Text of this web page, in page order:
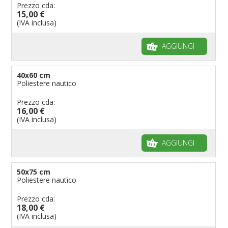
Prezzo cda:
15,00 €
(IVA inclusa)
AGGIUNGI
40x60 cm
Poliestere nautico
Prezzo cda:
16,00 €
(IVA inclusa)
AGGIUNGI
50x75 cm
Poliestere nautico
Prezzo cda:
18,00 €
(IVA inclusa)